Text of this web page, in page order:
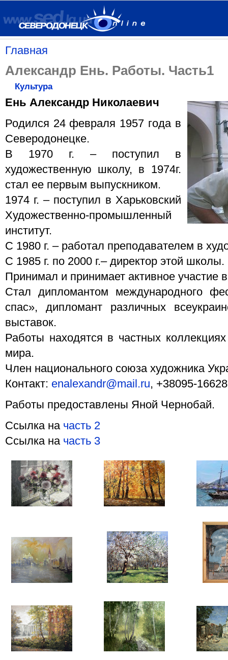
Главная
Александр Ень. Работы. Часть1
Культура
Ень Александр Николаевич
Родился 24 февраля 1957 года в
Северодонецке.
В 1970 г. – поступил в
художественную школу, в 1974г.
стал ее первым выпускником.
1974 г. – поступил в Харьковский
Художественно-промышленный
институт.
С 1980 г. – работал преподавателем в
С 1985 г. по 2000 г.– директор этой школы.
Принимал и принимает активное участие
Стал дипломантом международного
спас», дипломант различных
выставок.
Работы находятся в частных
мира.
Член национального союза художника
Контакт: enalexandr@mail.ru, +38095-
Работы предоставлены Яной Чернобай.
Ссылка на часть 2
Ссылка на часть 3